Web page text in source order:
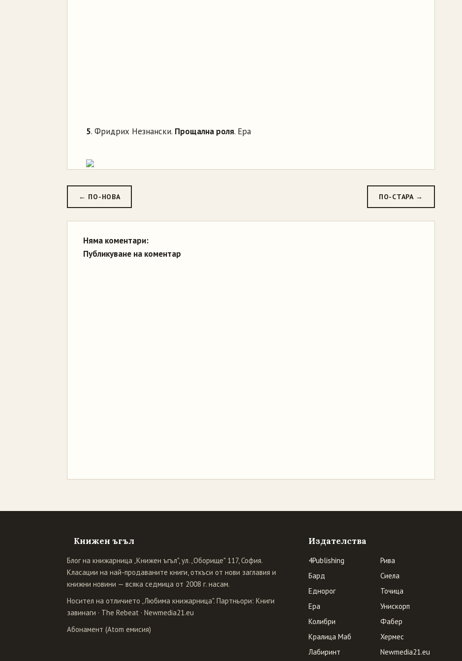
5. Фридрих Незнански. Прощална роля. Ера
← ПО-НОВА ПО-СТАРА →
Няма коментари:
Публикуване на коментар
Книжен ъгъл
Блог на книжарница „Книжен ъгъл", ул. „Оборище" 117, София.
Класации на най-продаваните книги, откъси от нови заглавия и
книжни новини — всяка седмица от 2008 г. насам.
Носител на отличието „Любима книжарница". Партньори: Книги
завинаги · The Rebeat · Newmedia21.eu
Абонамент (Atom емисия)
Издателства
4Publishing
Бард
Еднорог
Ера
Колибри
Кралица Маб
Лабиринт
Рива
Сиела
Точица
Унискорп
Фабер
Хермес
Newmedia21.eu